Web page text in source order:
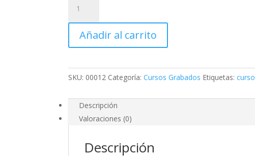
Grabado
de
Fotogrametría,
Topografía
Telemetría
con
cantidad
Añadir al carrito
SKU: 00012 Categoría:Cursos Grabados Etiquetas:curso
Descripción
Valoraciones (0)
Descripción